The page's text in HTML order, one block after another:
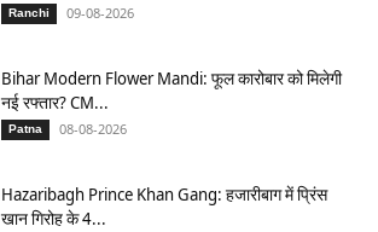
Ranchi 09-08-2026
Bihar Modern Flower Mandi: फूल कारोबार को मिलेगी
नई रफ्तार? CM...
Patna 08-08-2026
Hazaribagh Prince Khan Gang: हजारीबाग में प्रिंस
खान गिरोह के 4...